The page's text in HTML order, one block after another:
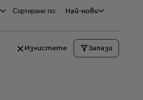
Сортиране по: Най-нови
Изчистете Запази